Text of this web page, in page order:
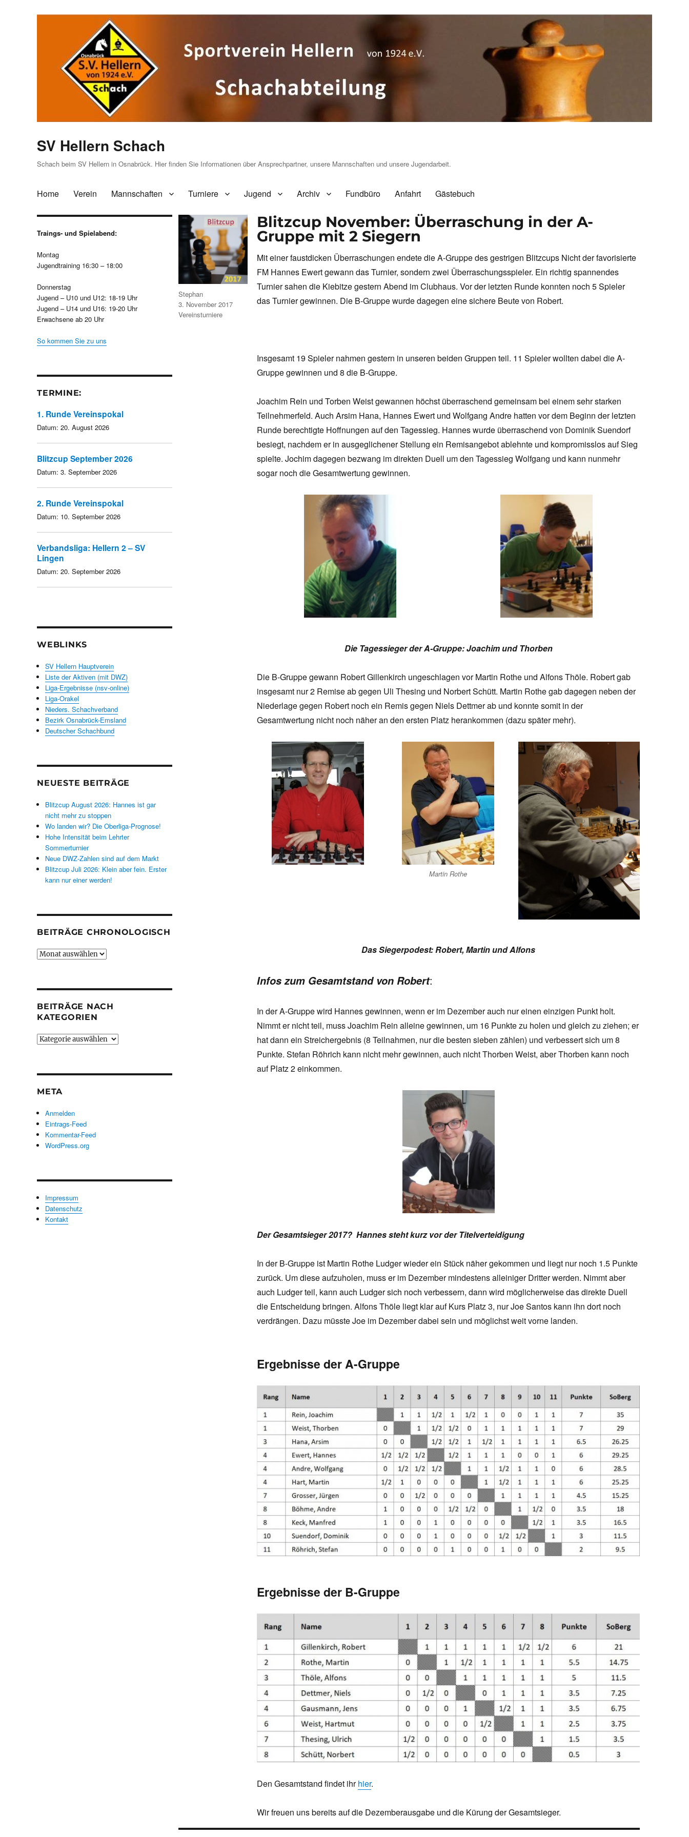
SV Hellern Schach
Schach beim SV Hellern in Osnabrück. Hier finden Sie Informationen über Ansprechpartner, unsere Mannschaften und unsere Jugendarbeit.
Home Verein Mannschaften Turniere Jugend Archiv Fundbüro Anfahrt Gästebuch
Blitzcup November: Überraschung in der A-
Gruppe mit 2 Siegern
Mit einer faustdicken Überraschungen endete die A-Gruppe des gestrigen Blitzcups Nicht der favorisierte
FM Hannes Ewert gewann das Turnier, sondern zwei Überraschungsspieler. Ein richtig spannendes
Turnier sahen die Kiebitze gestern Abend im Clubhaus. Vor der letzten Runde konnten noch 5 Spieler
das Turnier gewinnen. Die B-Gruppe wurde dagegen eine sichere Beute von Robert.
Insgesamt 19 Spieler nahmen gestern in unseren beiden Gruppen teil. 11 Spieler wollten dabei die A-
Gruppe gewinnen und 8 die B-Gruppe.
Joachim Rein und Torben Weist gewannen höchst überraschend gemeinsam bei einem sehr starken
Teilnehmerfeld. Auch Arsim Hana, Hannes Ewert und Wolfgang Andre hatten vor dem Beginn der letzten
Runde berechtigte Hoffnungen auf den Tagessieg. Hannes wurde überraschend von Dominik Suendorf
besiegt, nachdem er in ausgeglichener Stellung ein Remisangebot ablehnte und kompromisslos auf Sieg
spielte. Jochim dagegen bezwang im direkten Duell um den Tagessieg Wolfgang und kann nunmehr
sogar noch die Gesamtwertung gewinnen.
Die Tagessieger der A-Gruppe: Joachim und Thorben
Die B-Gruppe gewann Robert Gillenkirch ungeschlagen vor Martin Rothe und Alfons Thöle. Robert gab
insgesamt nur 2 Remise ab gegen Uli Thesing und Norbert Schütt. Martin Rothe gab dagegen neben der
Niederlage gegen Robert noch ein Remis gegen Niels Dettmer ab und konnte somit in der
Gesamtwertung nicht noch näher an den ersten Platz herankommen (dazu später mehr).
Martin Rothe
Das Siegerpodest: Robert, Martin und Alfons
Infos zum Gesamtstand von Robert:
In der A-Gruppe wird Hannes gewinnen, wenn er im Dezember auch nur einen einzigen Punkt holt.
Nimmt er nicht teil, muss Joachim Rein alleine gewinnen, um 16 Punkte zu holen und gleich zu ziehen; er
hat dann ein Streichergebnis (8 Teilnahmen, nur die besten sieben zählen) und verbessert sich um 8
Punkte. Stefan Röhrich kann nicht mehr gewinnen, auch nicht Thorben Weist, aber Thorben kann noch
auf Platz 2 einkommen.
Der Gesamtsieger 2017? Hannes steht kurz vor der Titelverteidigung
In der B-Gruppe ist Martin Rothe Ludger wieder ein Stück näher gekommen und liegt nur noch 1.5 Punkte
zurück. Um diese aufzuholen, muss er im Dezember mindestens alleiniger Dritter werden. Nimmt aber
auch Ludger teil, kann auch Ludger sich noch verbessern, dann wird möglicherweise das direkte Duell
die Entscheidung bringen. Alfons Thöle liegt klar auf Kurs Platz 3, nur Joe Santos kann ihn dort noch
verdrängen. Dazu müsste Joe im Dezember dabei sein und möglichst weit vorne landen.
Ergebnisse der A-Gruppe
Ergebnisse der B-Gruppe
Den Gesamtstand findet ihrhier.
Wir freuen uns bereits auf die Dezemberausgabe und die Kürung der Gesamtsieger.
Autor
Stephan
Veröffentlicht
am
3. November 2017
Kategorien
Vereinsturniere
Traings- und Spielabend:
Montag
Jugendtraining 16:30 – 18:00
Donnerstag
Jugend – U10 und U12: 18-19 Uhr
Jugend – U14 und U16: 19-20 Uhr
Erwachsene ab 20 Uhr
So kommen Sie zu uns
TERMINE:
1. Runde Vereinspokal
Datum: 20. August 2026
Blitzcup September 2026
Datum: 3. September 2026
2. Runde Vereinspokal
Datum: 10. September 2026
Verbandsliga: Hellern 2 – SV
Lingen
Datum: 20. September 2026
WEBLINKS
SV Hellern Hauptverein
Liste der Aktiven (mit DWZ)
Liga-Ergebnisse (nsv-online)
Liga-Orakel
Nieders. Schachverband
Bezirk Osnabrück-Emsland
Deutscher Schachbund
NEUESTE BEITRÄGE
Blitzcup August 2026: Hannes ist gar
nicht mehr zu stoppen
Wo landen wir? Die Oberliga-Prognose!
Hohe Intensität beim Lehrter
Sommerturnier
Neue DWZ-Zahlen sind auf dem Markt
Blitzcup Juli 2026: Klein aber fein. Erster
kann nur einer werden!
BEITRÄGE CHRONOLOGISCH
Beiträge
BEITRÄGE NACH
KATEGORIEN
Beiträge
META
Anmelden
Eintrags-Feed
Kommentar-Feed
WordPress.org
Impressum
Datenschutz
Kontakt